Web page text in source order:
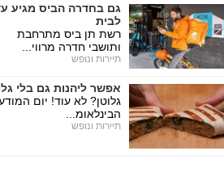
גם בחדרה הביס מגיע
לבית
רשת תן ביס מתרחבת
ותושבי חדרה מרווי...
תיירות ונופש
אפשר ליהנות גם בלי
גלוטן? לא עוד! יום
הבינלאומ...
תיירות ונופש